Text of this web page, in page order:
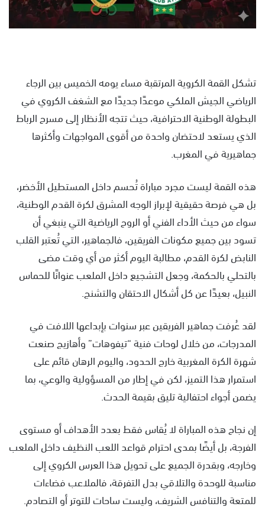
ن
ي
تشكل القمة الكروية المرتقبة مساء يومه الخميس بين الرجاء
الرياضي الجيش الملكي موعدًا جديدًا مع الشغف الكروي في
البطولة الوطنية الاحترافية، حيث تتجه الأنظار إلى مسرح الرباط
الذي يستعد لاحتضان واحدة من أقوى المواجهات وأكثرها
جماهيرية في المغرب.
هذه القمة ليست مجرد مباراة تُحسم داخل المستطيل الأخضر،
بل هي فرصة حقيقية لإبراز الوجه المشرق لكرة القدم الوطنية،
سواء من حيث الأداء الفني أو الروح الرياضية التي ينبغي أن
تسود بين جميع مكونات الفريقين، فالجماهير، التي تُعتبر القلب
النابض لكرة القدم، مطالبة اليوم أكثر من أي وقت مضى
بالتحلي بالحكمة، وجعل التشجيع داخل الملعب عنوانًا للحماس
النبيل، بعيدًا عن كل أشكال الاحتقان والتشنج.
لقد عُرفت جماهير الفريقين عبر سنوات بإبداعها اللافت في
المدرجات، من خلال لوحات فنية “تيفوهات” وأهازيج صنعت
شهرة الكرة المغربية خارج الحدود، واليوم الرهان قائم على
استمرار هذا التميز، لكن في إطار من المسؤولية والوعي، بما
يضمن أجواء احتفالية تليق بقيمة الحدث.
إن نجاح هذه المباراة لا يُقاس فقط بعدد الأهداف أو مستوى
الفرجة، بل أيضًا بمدى احترام قواعد اللعب النظيف داخل الملعب
وخارجه، وبقدرة الجميع على تحويل هذا العرس الكروي إلى
مناسبة للوحدة والتلاقي بدل التفرقة، فالملاعب فضاءات
للمتعة والتنافس الشريف، وليست ساحات للتوتر أو التصادم.